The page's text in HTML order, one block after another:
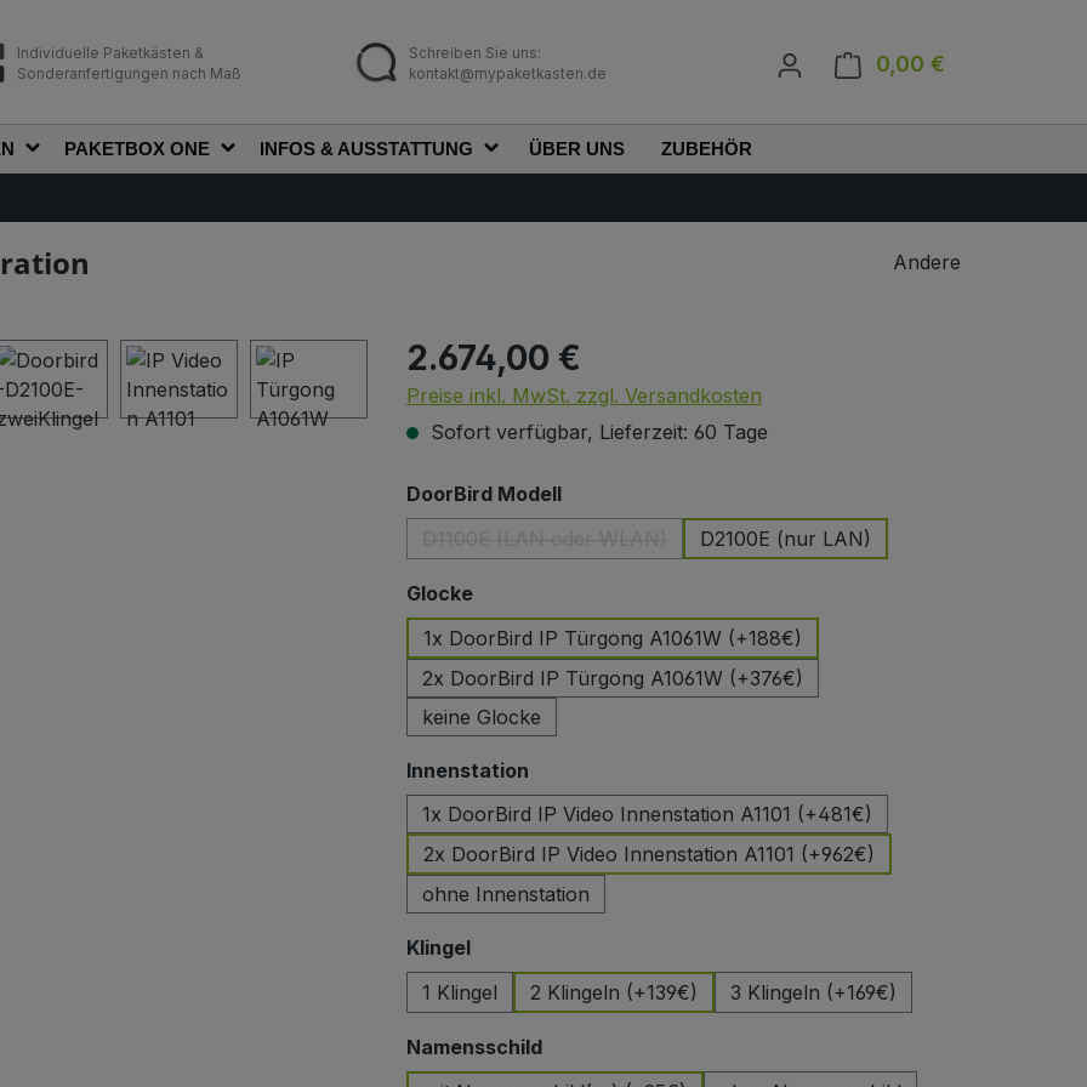
Individuelle Paketkästen &
Sonderanfertigungen nach Maß
Schreiben Sie uns:
kontakt@mypaketkasten.de
0,00 €
PAKETBOX ONE INFOS & AUSSTATTUNG ÜBER UNS ZUBEHÖR
Andere
Regulärer Preis:
2.674,00 €
Preise inkl. MwSt. zzgl. Versandkosten
Sofort verfügbar, Lieferzeit: 60 Tage
DoorBird Modellauswählen
(Diese Option ist zurzeit nicht verfügbar.)
D2100E (nur LAN)
Glockeauswählen
1x DoorBird IP Türgong A1061W (+188€)
2x DoorBird IP Türgong A1061W (+376€)
keine Glocke
Innenstationauswählen
1x DoorBird IP Video Innenstation A1101 (+481€)
2x DoorBird IP Video Innenstation A1101 (+962€)
ohne Innenstation
Klingelauswählen
1 Klingel
2 Klingeln (+139€) 3 Klingeln (+169€)
Namensschildauswählen